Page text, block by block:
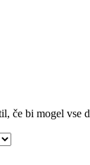
če bi mogel vse